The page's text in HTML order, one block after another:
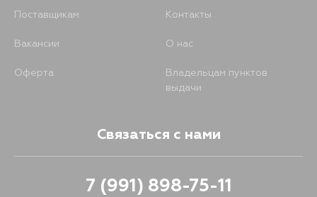
Поставщикам Контакты
Вакансии О нас
Оферта
Владельцам пунктов
выдачи
Связаться с нами
7 (991) 898-75-11